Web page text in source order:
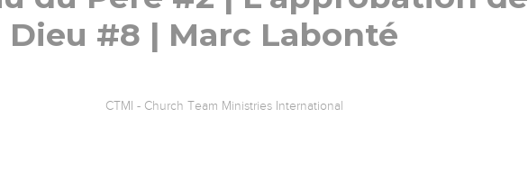
Dieu #8 | Marc Labonté
CTMI - Church Team Ministries International